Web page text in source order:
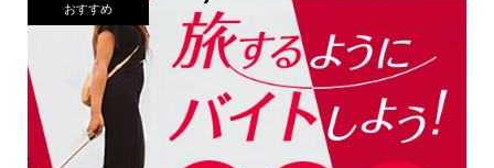
おすすめ